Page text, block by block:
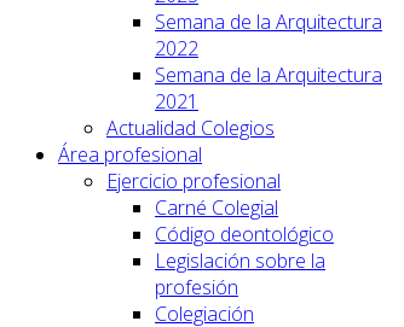
Semana de la Arquitectura
2022
Semana de la Arquitectura
2021
Actualidad Colegios
Área profesional
Ejercicio profesional
Carné Colegial
Código deontológico
Legislación sobre la
profesión
Colegiación